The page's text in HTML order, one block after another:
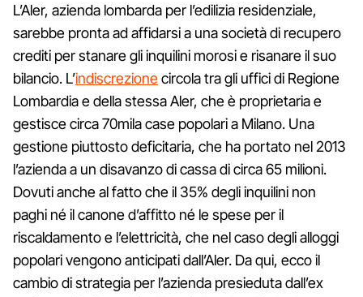
L’Aler, azienda lombarda per l’edilizia residenziale,
sarebbe pronta ad affidarsi a una società di recupero
crediti per stanare gli inquilini morosi e risanare il suo
bilancio. L’indiscrezionecircola tra gli uffici di Regione
Lombardia e della stessa Aler, che è proprietaria e
gestisce circa 70mila case popolari a Milano. Una
gestione piuttosto deficitaria, che ha portato nel 2013
l’azienda a un disavanzo di cassa di circa 65 milioni.
Dovuti anche al fatto che il 35% degli inquilini non
paghi né il canone d’affitto né le spese per il
riscaldamento e l’elettricità, che nel caso degli alloggi
popolari vengono anticipati dall’Aler. Da qui, ecco il
cambio di strategia per l’azienda presieduta dall’ex